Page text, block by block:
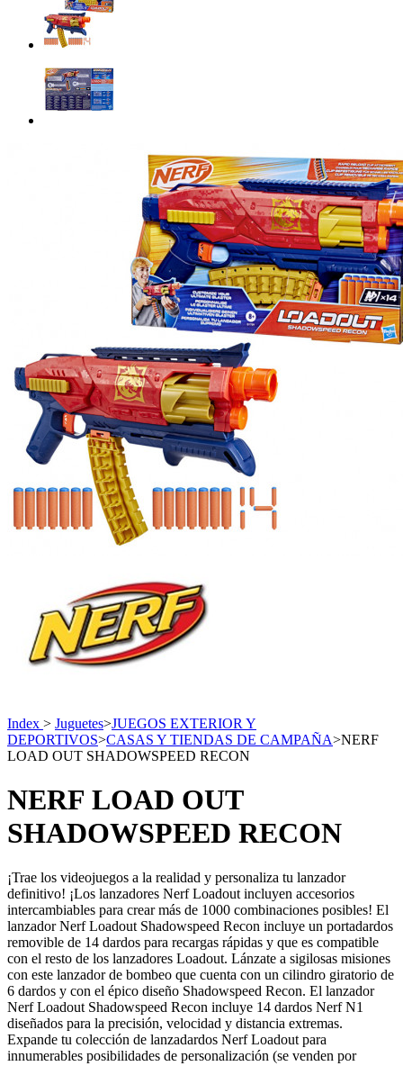
Index > Juguetes>JUEGOS EXTERIOR Y
DEPORTIVOS>CASAS Y TIENDAS DE CAMPAÑA>NERF
LOAD OUT SHADOWSPEED RECON
NERF LOAD OUT
SHADOWSPEED RECON
¡Trae los videojuegos a la realidad y personaliza tu lanzador
definitivo! ¡Los lanzadores Nerf Loadout incluyen accesorios
intercambiables para crear más de 1000 combinaciones posibles! El
lanzador Nerf Loadout Shadowspeed Recon incluye un portadardos
removible de 14 dardos para recargas rápidas y que es compatible
con el resto de los lanzadores Loadout. Lánzate a sigilosas misiones
con este lanzador de bombeo que cuenta con un cilindro giratorio de
6 dardos y con el épico diseño Shadowspeed Recon. El lanzador
Nerf Loadout Shadowspeed Recon incluye 14 dardos Nerf N1
diseñados para la precisión, velocidad y distancia extremas.
Expande tu colección de lanzadardos Nerf Loadout para
innumerables posibilidades de personalización (se venden por